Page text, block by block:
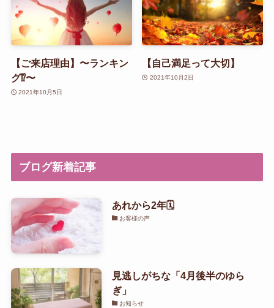
【ご来店理由】〜ランキン
グ⁉️〜
2021年10月5日
【自己満足って大切】
2021年10月2日
ブログ新着記事
あれから2年🗓️
お客様の声
見逃しがちな「4月後半のゆら
ぎ」
お知らせ